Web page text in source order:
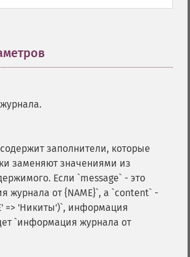
заполнители, которые
заменяют значениями из
Если `message` - это
журнала от {NAME}`, а `content` -
=> 'Никиты')`, информация
`информация журнала от